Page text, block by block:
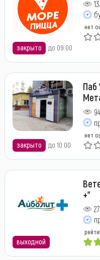
закрыто до 09:00
нет
закрыто до 10:00
нет
выходной
+"